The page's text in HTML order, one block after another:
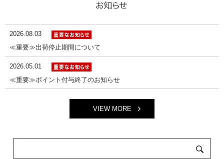
2026.08.03
≪重要≫出荷停止期間について
2026.05.01
≪重要≫ポイント付与終了のお知らせ
VIEW MORE